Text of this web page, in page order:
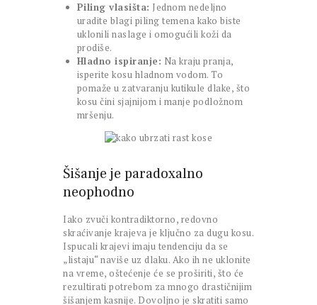
Piling vlasišta: Jednom nedeljno
uradite blagi piling temena kako biste
uklonili naslage i omogućili koži da
prodiše.
Hladno ispiranje: Na kraju pranja,
isperite kosu hladnom vodom. To
pomaže u zatvaranju kutikule dlake, što
kosu čini sjajnijom i manje podložnom
mršenju.
Šišanje je paradoxalno
neophodno
Iako zvuči kontradiktorno, redovno
skraćivanje krajeva je ključno za dugu kosu.
Ispucali krajevi imaju tendenciju da se
„listaju“ naviše uz dlaku. Ako ih ne uklonite
na vreme, oštećenje će se proširiti, što će
rezultirati potrebom za mnogo drastičnijim
šišanjem kasnije. Dovoljno je skratiti samo